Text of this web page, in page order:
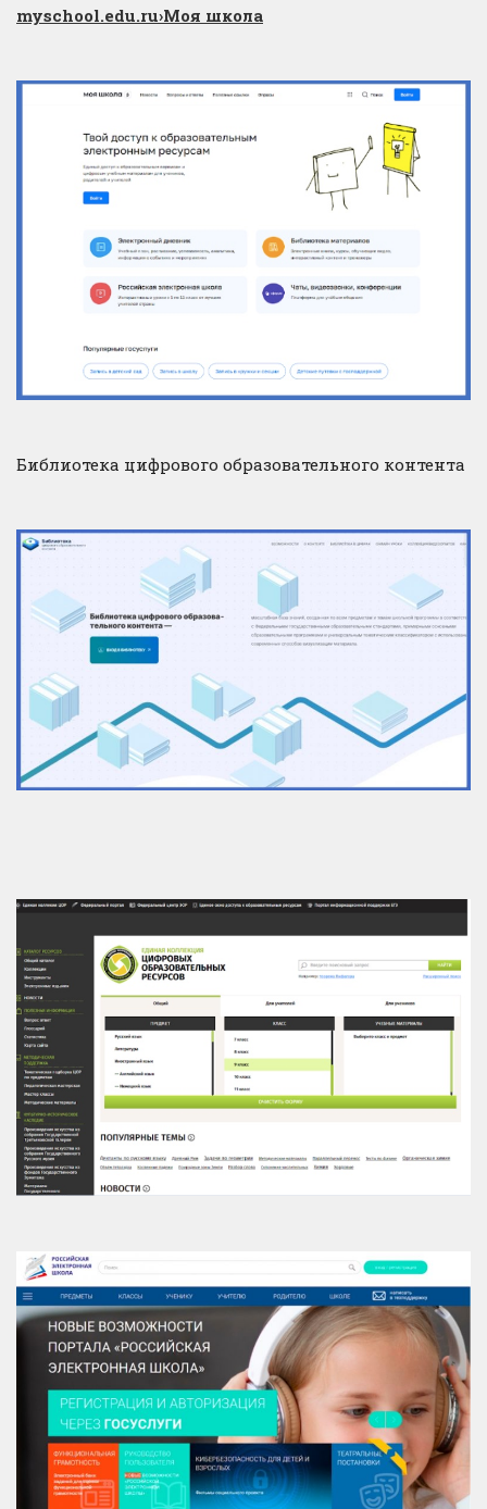
myschool.edu.ru›Моя школа
Библиотека цифрового образовательного контента